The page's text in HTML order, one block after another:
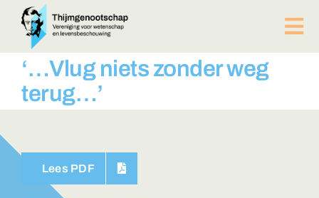
naar
inhoud
BIJEENKOMSTEN
ACTUEEL
Afdelingen
Lid worden?
‘…Vlug niets zonder weg
terug…’
Lees PDF